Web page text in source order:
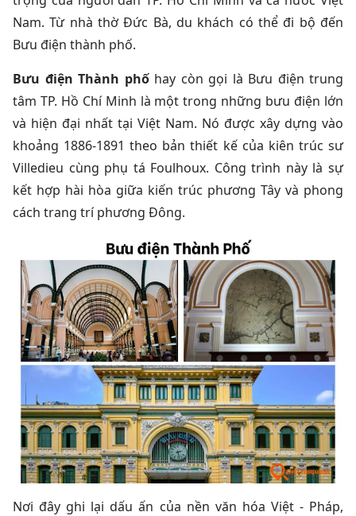
Nam. Từ nhà thờ Đức Bà, du khách có thể đi bộ đến
Bưu điện thành phố.
Bưu điện Thành phốhay còn gọi là Bưu điện trung
tâm TP. Hồ Chí Minh là một trong những bưu điện lớn
và hiện đại nhất tại Việt Nam. Nó được xây dựng vào
khoảng 1886-1891 theo bản thiết kế của kiên trúc sư
Villedieu cùng phụ tá Foulhoux. Công trình này là sự
kết hợp hài hòa giữa kiến trúc phương Tây và phong
cách trang trí phương Đông.
Nơi đây ghi lại dấu ấn của nền văn hóa Việt - Pháp,